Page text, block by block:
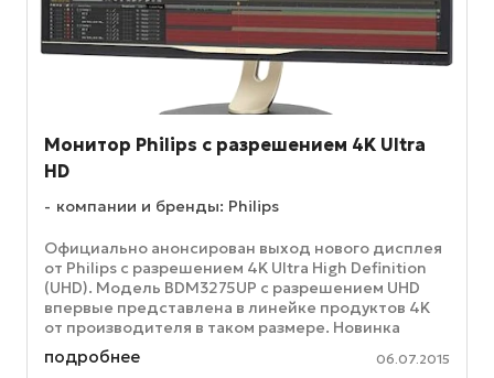
Монитор Philips с разрешением 4K Ultra
HD
компании и бренды: Philips
Официально анонсирован выход нового дисплея
от Philips с разрешением 4K Ultra High Definition
(UHD). Модель BDM3275UP с разрешением UHD
впервые представлена в линейке продуктов 4K
от производителя в таком размере. Новинка
отвечает растущей ...
подробнее 06.07.2015